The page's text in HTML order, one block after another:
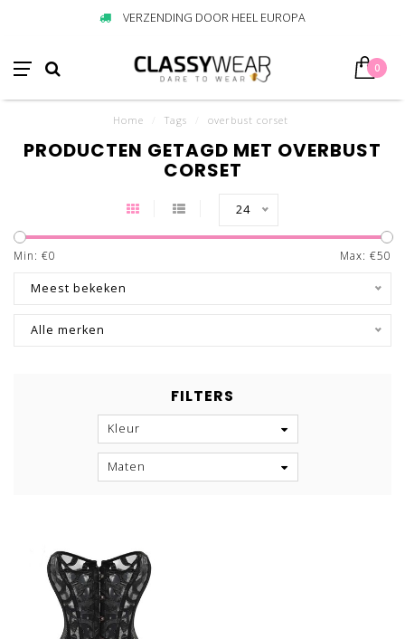
VERZENDING DOOR HEEL EUROPA
0
Home Tags overbust corset
PRODUCTEN GETAGD MET OVERBUST
CORSET
24
Min: €0 Max: €50
Meest bekeken
Alle merken
FILTERS
Kleur
Maten